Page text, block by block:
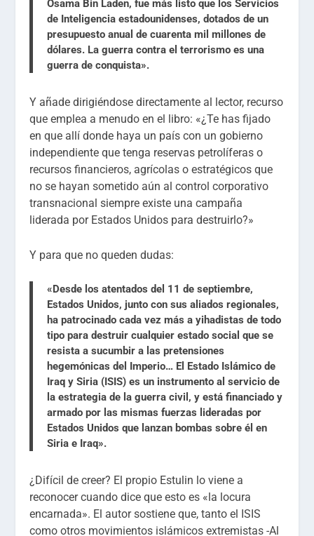
Osama Bin Laden, fue más listo que los Servicios
de Inteligencia estadounidenses, dotados de un
presupuesto anual de cuarenta mil millones de
dólares. La guerra contra el terrorismo es una
guerra de conquista».
Y añade dirigiéndose directamente al lector, recurso
que emplea a menudo en el libro: «¿Te has fijado
en que allí donde haya un país con un gobierno
independiente que tenga reservas petrolíferas o
recursos financieros, agrícolas o estratégicos que
no se hayan sometido aún al control corporativo
transnacional siempre existe una campaña
liderada por Estados Unidos para destruirlo?»
Y para que no queden dudas:
«Desde los atentados del 11 de septiembre,
Estados Unidos, junto con sus aliados regionales,
ha patrocinado cada vez más a yihadistas de todo
tipo para destruir cualquier estado social que se
resista a sucumbir a las pretensiones
hegemónicas del Imperio… El Estado Islámico de
Iraq y Siria (ISIS) es un instrumento al servicio de
la estrategia de la guerra civil, y está financiado y
armado por las mismas fuerzas lideradas por
Estados Unidos que lanzan bombas sobre él en
Siria e Iraq».
¿Difícil de creer? El propio Estulin lo viene a
reconocer cuando dice que esto es «la locura
encarnada». El autor sostiene que, tanto el ISIS
como otros movimientos islámicos extremistas -Al